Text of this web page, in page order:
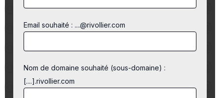
Email souhaité : ....@rivollier.com
Nom de domaine souhaité (sous-domaine) :
[....].rivollier.com